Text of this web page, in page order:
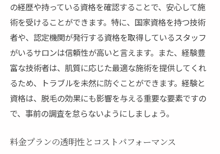
美肌を保つための生活習慣
志摩市の脱毛サロンで提供される最新技術
レーザー脱毛と光脱毛の違い
最先端の無痛脱毛技術
短時間で効果を実感できる方法
環境に配慮したエコフレンドリーな技術
脱毛と同時にスキンケアができる技術
ライフスタイルに合った脱毛プランの見つけ方
の経歴や持っている資格を確認することで、安心して施
術を受けることができます。特に、国家資格を持つ技術
者や、認定機関が発行する資格を取得しているスタッフ
がいるサロンは信頼性が高いと言えます。また、経験豊
富な技術者は、肌質に応じた最適な施術を提供してくれ
るため、トラブルを未然に防ぐことができます。経験と
資格は、脱毛の効果にも影響を与える重要な要素ですの
で、事前の調査を怠らないようにしましょう。
料金プランの透明性とコストパフォーマンス